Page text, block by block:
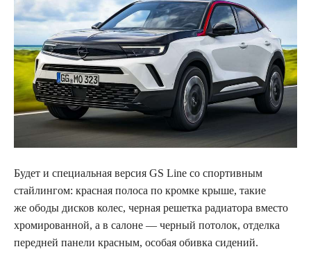
Будет и специальная версия GS Line со спортивным
стайлингом: красная полоса по кромке крыше, такие
же ободы дисков колес, черная решетка радиатора вместо
хромированной, а в салоне — черный потолок, отделка
передней панели красным, особая обивка сидений.